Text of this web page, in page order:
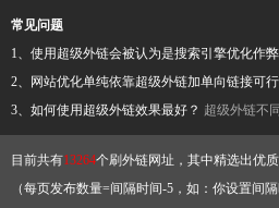
常见问题
1、使用超级外链会被认为是搜索引擎优化作弊
2、网站优化单纯依靠超级外链加单向链接可行
3、如何使用超级外链效果最好？ 超级外链不
目前共有13264个刷外链网址，其中精选出优
（每页发布数量=间隔时间-5，如：你设置间